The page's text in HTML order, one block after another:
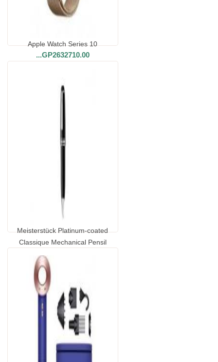
Apple Watch Series 10
...GP2632710.00
Meisterstück Platinum-coated
Classique Mechanical Pensil
...GP1420650.00